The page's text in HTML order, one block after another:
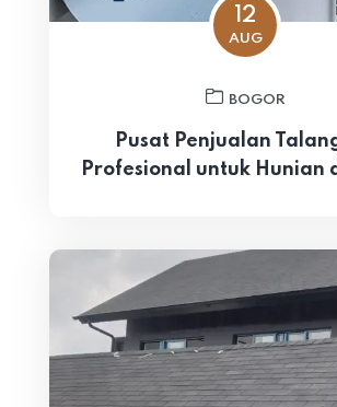
12
AUG
BOGOR
Pusat Penjualan
Profesional untuk Hunian